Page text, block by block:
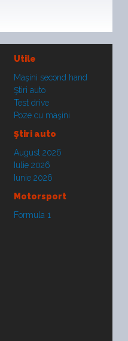
Utile
Maşini second hand
Ştiri auto
Test drive
Poze cu maşini
Ştiri auto
August 2026
Iulie 2026
Iunie 2026
Motorsport
Formula 1